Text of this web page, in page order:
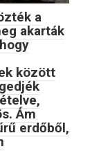
a
akarták
között
Ám
erdőből,